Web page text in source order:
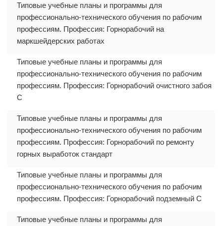
Типовые учебные планы и программы для
профессионально-технического обучения по рабочим
профессиям. Профессия: Горнорабочий на
маркшейдерских работах
Типовые учебные планы и программы для
профессионально-технического обучения по рабочим
профессиям. Профессия: Горнорабочий очистного забоя
С
Типовые учебные планы и программы для
профессионально-технического обучения по рабочим
профессиям. Профессия: Горнорабочий по ремонту
горных выработок стандарт
Типовые учебные планы и программы для
профессионально-технического обучения по рабочим
профессиям. Профессия: Горнорабочий подземный С
Типовые учебные планы и программы для